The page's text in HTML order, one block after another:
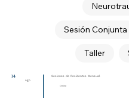
Sesión Conjunta
Taller
14
ago
Sesiones de Residentes Mensual
Online